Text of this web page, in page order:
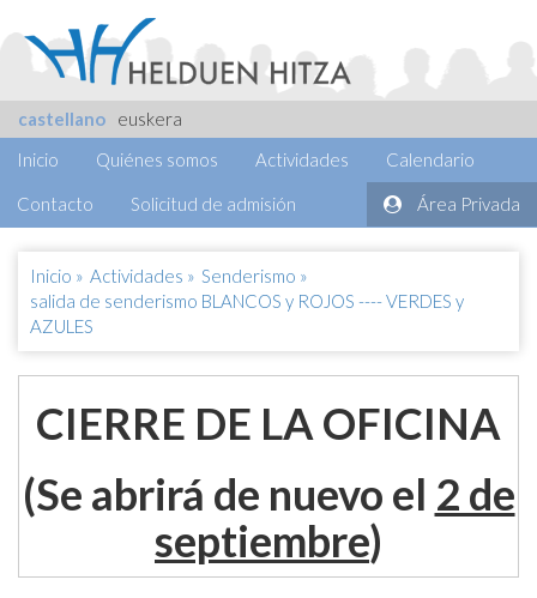
castellano
euskera
Inicio
Quiénes somos Actividades Calendario
Contacto Solicitud de admisión Área Privada
Inicio » Actividades » Senderismo »
salida de senderismo BLANCOS y ROJOS ---- VERDES y
AZULES
CIERRE DE LA OFICINA
(Se abrirá de nuevo el 2 de
septiembre)